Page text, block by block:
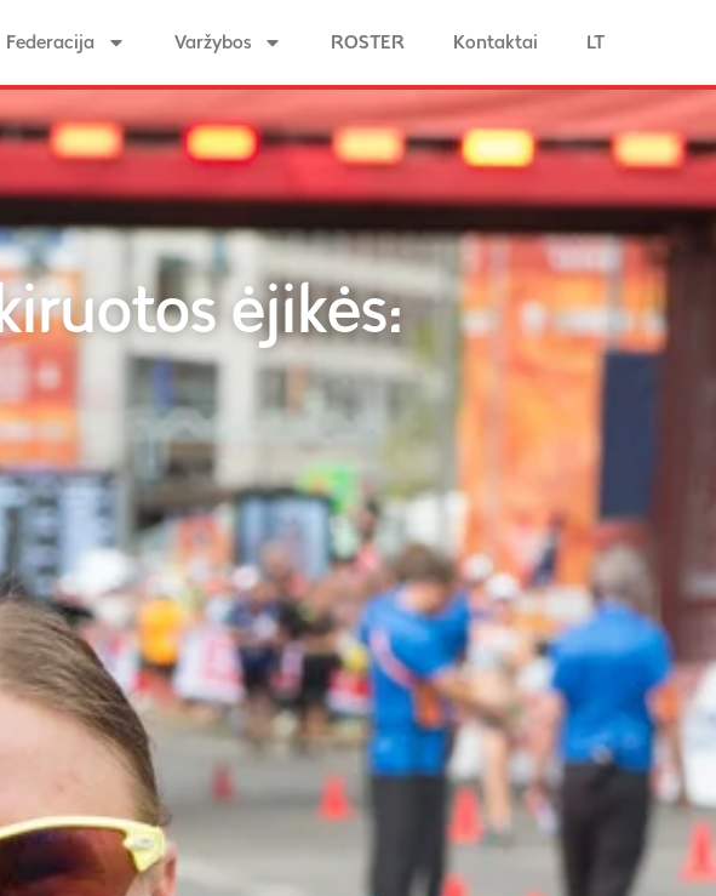
Federacija Varžybos ROSTER Kontaktai LT
ėjikės: